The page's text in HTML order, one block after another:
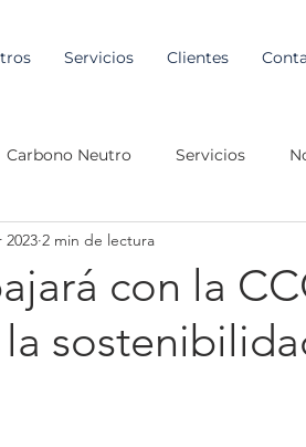
Servicios Clientes
Carbono Neutro Servicios
con la
2023 2 min de lectura